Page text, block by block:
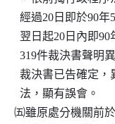
經過20日即於90
翌日起20日內即
319件裁決書聲
裁決書已告確定
    法，顯有誤會。
㈤雖原處分機關前